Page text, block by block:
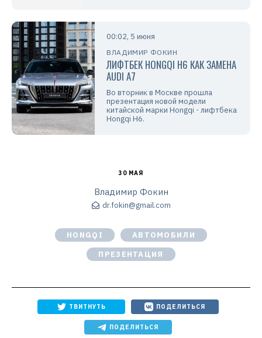
00:02, 5 июня
ВЛАДИМИР ФОКИН
ЛИФТБЕК HONGQI H6 КАК ЗАМЕНА
AUDI A7
Во вторник в Москве прошла
презентация новой модели
китайской марки Hongqi - лифтбека
Hongqi H6.
30 МАЯ
Владимир Фокин
dr.fokin@gmail.com
HONGQI
АВТОМОБИЛИ
ПРЕЗЕНТАЦИЯ
ТВИТНУТЬ ПОДЕЛИТЬСЯ
ПОДЕЛИТЬСЯ